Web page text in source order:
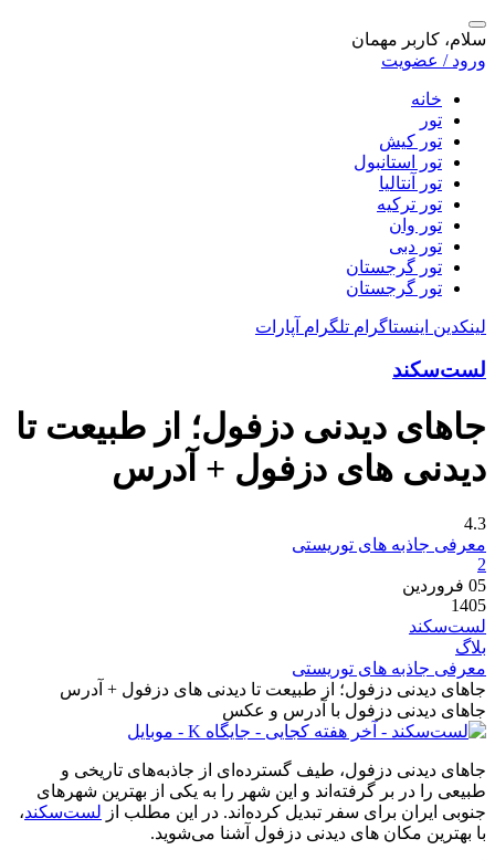
سلام، کاربر مهمان
ورود / عضویت
خانه
تور
تور کیش
تور استانبول
تور آنتالیا
تور ترکیه
تور وان
تور دبی
تور گرجستان
تور گرجستان
لینکدین اینستاگرام تلگرام آپارات
لست‌سکند
جاهای دیدنی دزفول؛ از طبیعت تا
دیدنی های دزفول + آدرس
4.3
معرفی جاذبه های توریستی
2
05 فروردین
1405
لست‌سکند
بلاگ
معرفی جاذبه های توریستی
جاهای دیدنی دزفول؛ از طبیعت تا دیدنی های دزفول + آدرس
جاهای دیدنی دزفول با آدرس و عکس
جاهای دیدنی دزفول، طیف گسترده‌ای از جاذبه‌های تاریخی و
طبیعی را در بر گرفته‌اند و این شهر را به یکی از بهترین شهرهای
جنوبی ایران برای سفر تبدیل کرده‌اند. در این مطلب از لست‌سکند،
با بهترین مکان های دیدنی دزفول آشنا می‌شوید.